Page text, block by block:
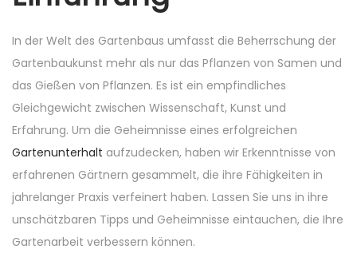
i
o
n
e
o
n
i
n
In der Welt des Gartenbaus umfasst die Beherrschung der
Gartenbaukunst mehr als nur das Pflanzen von Samen und
das Gießen von Pflanzen. Es ist ein empfindliches
Gleichgewicht zwischen Wissenschaft, Kunst und
Erfahrung. Um die Geheimnisse eines erfolgreichen
Gartenunterhalt aufzudecken, haben wir Erkenntnisse von
erfahrenen Gärtnern gesammelt, die ihre Fähigkeiten in
jahrelanger Praxis verfeinert haben. Lassen Sie uns in ihre
unschätzbaren Tipps und Geheimnisse eintauchen, die Ihre
Gartenarbeit verbessern können.